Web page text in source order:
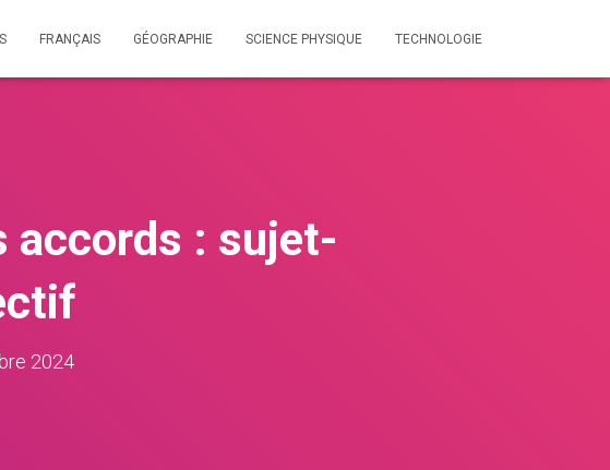
FRANÇAIS GÉOGRAPHIE SCIENCE PHYSIQUE TECHNOLOGIE
accords : sujet-
2024